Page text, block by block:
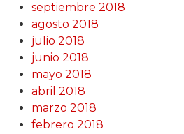
septiembre 2018
agosto 2018
julio 2018
junio 2018
mayo 2018
abril 2018
marzo 2018
febrero 2018